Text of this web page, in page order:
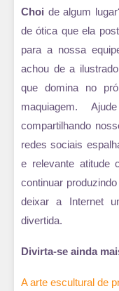
Choi de algum
de ótica que ela
para a nossa
achou de a
que domina no
maquiagem.
compartilhando
redes sociais
e relevante atitude
continuar
deixar a Internet
divertida.
Divirta-se ainda
A arte escultural de